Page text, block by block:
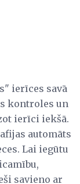
ierīces savā
kontroles un
ierīci iekšā.
automāts
Lai iegūtu
savieno ar